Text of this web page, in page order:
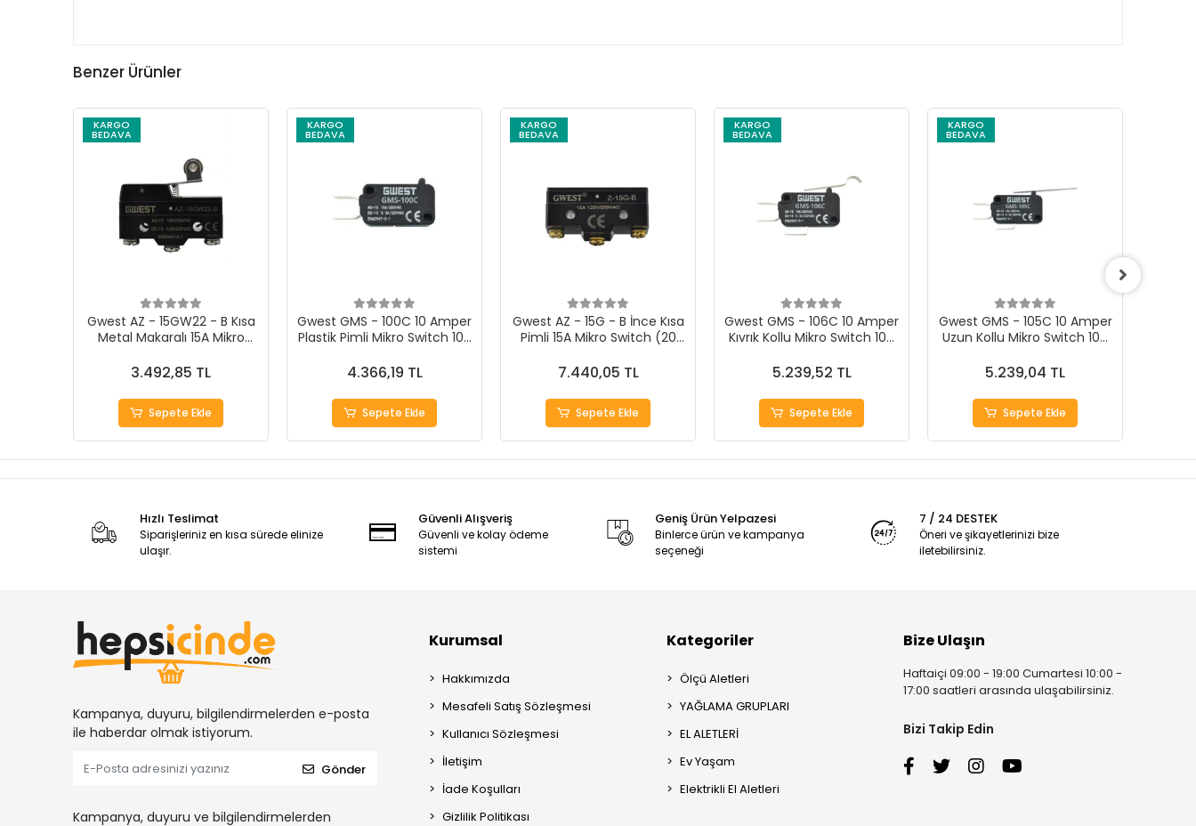
Benzer Ürünler
KARGO
BEDAVA
Gwest AZ - 15GW22 - B Kısa
Metal Makaralı 15A Mikro
3.492,85 TL
Sepete Ekle
KARGO
BEDAVA
Gwest GMS - 100C 10 Amper
Plastik Pimli Mikro Switch 100
4.366,19 TL
Sepete Ekle
KARGO
BEDAVA
Gwest AZ - 15G - B İnce Kısa
Pimli 15A Mikro Switch (20
7.440,05 TL
Sepete Ekle
KARGO
BEDAVA
Gwest GMS - 106C 10 Amper
Kıvrık Kollu Mikro Switch 100
5.239,52 TL
Sepete Ekle
KARGO
BEDAVA
Gwest GMS - 105C 10 Amper
Uzun Kollu Mikro Switch 100
5.239,04 TL
Sepete Ekle
Hızlı Teslimat
Siparişleriniz en kısa sürede elinize
ulaşır.
Güvenli Alışveriş
Güvenli ve kolay ödeme
sistemi
Geniş Ürün Yelpazesi
Binlerce ürün ve kampanya
seçeneği
7 / 24 DESTEK
Öneri ve şikayetlerinizi bize
iletebilirsiniz.
Kampanya, duyuru, bilgilendirmelerden e-posta
ile haberdar olmak istiyorum.
Gönder
Kampanya, duyuru ve bilgilendirmelerden
Kurumsal
Hakkımızda
Mesafeli Satış Sözleşmesi
Kullanıcı Sözleşmesi
İletişim
İade Koşulları
Gizlilik Politikası
Kategoriler
Ölçü Aletleri
YAĞLAMA GRUPLARI
EL ALETLERİ
Ev Yaşam
Elektrikli El Aletleri
Bize Ulaşın
Haftaiçi 09:00 - 19:00 Cumartesi 10:00 -
17:00 saatleri arasında ulaşabilirsiniz.
Bizi Takip Edin